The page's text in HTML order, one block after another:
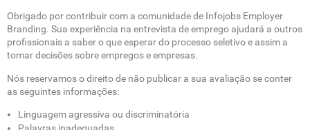
Obrigado por contribuir com a comunidade de Infojobs Employer
Branding. Sua experiência na entrevista de emprego ajudará a outros
profissionais a saber o que esperar do processo seletivo e assim a
tomar decisões sobre empregos e empresas.
Nós reservamos o direito de não publicar a sua avaliação se conter
as seguintes informações:
Linguagem agressiva ou discriminatória